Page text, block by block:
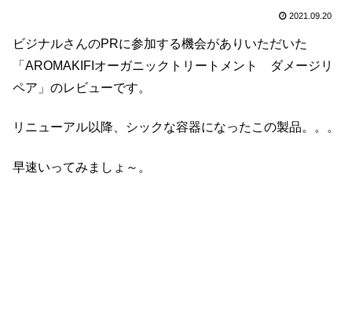
2021.09.20
ビジナルさんのPRに参加する機会がありいただいた
「AROMAKIFIオーガニックトリートメント ダメージリ
ペア」のレビューです。
リニューアル以降、シックな容器になったこの製品。。。
早速いってみましょ～。